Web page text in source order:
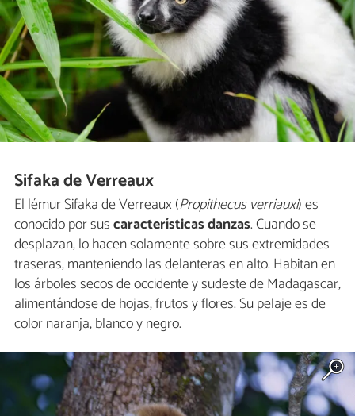
Sifaka de Verreaux
El lémur Sifaka de Verreaux (Propithecus verriauxi) es
conocido por suscaracterísticas danzas. Cuando se
desplazan, lo hacen solamente sobre sus extremidades
traseras, manteniendo las delanteras en alto. Habitan en
los árboles secos de occidente y sudeste de Madagascar,
alimentándose de hojas, frutos y flores. Su pelaje es de
color naranja, blanco y negro.